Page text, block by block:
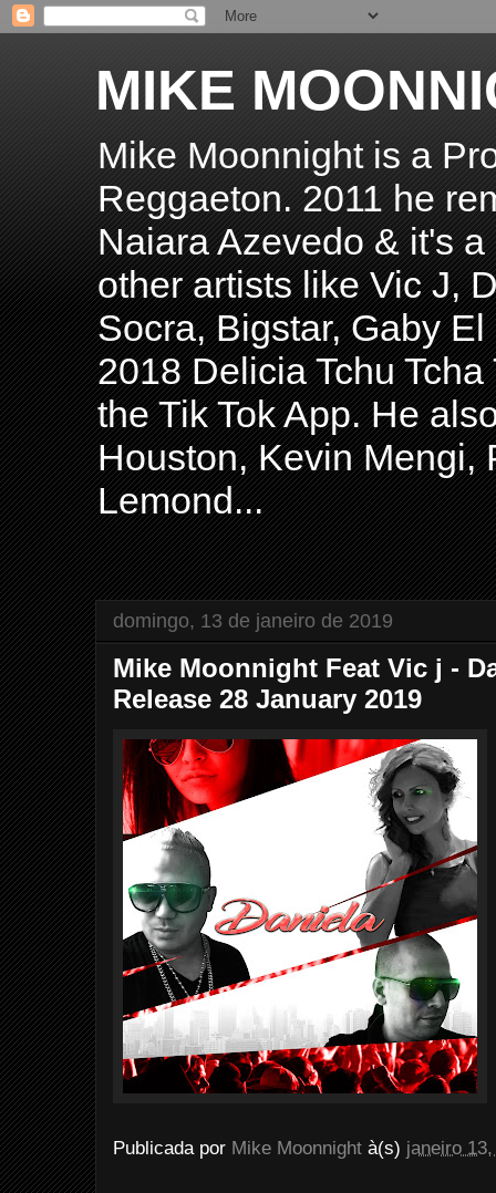
MIKE
Mike Moonnight is a
Reggaeton. 2011 he
Naiara Azevedo & it's
other artists like Vic J,
Socra, Bigstar, Gaby
2018 Delicia Tchu
the Tik Tok App. He
Houston, Kevin Mengi,
Lemond...
domingo, 13 de janeiro de 2019
Mike Moonnight Feat Vic j -
Release 28 January 2019
Publicada por Mike Moonnight à(s) janeiro